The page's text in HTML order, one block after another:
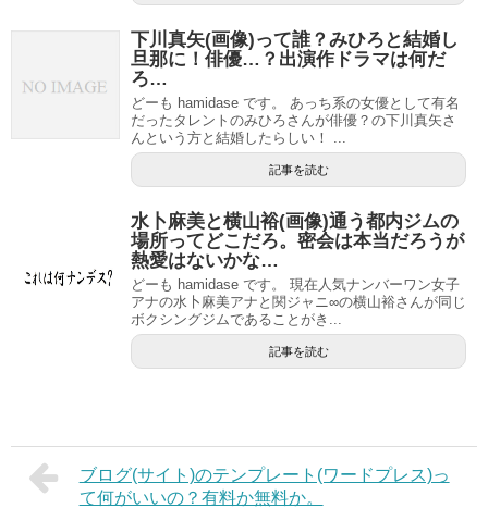
下川真矢(画像)って誰？みひろと結婚し
旦那に！俳優…？出演作ドラマは何だ
ろ…
どーも hamidase です。 あっち系の女優として有名
だったタレントのみひろさんが俳優？の下川真矢さ
んという方と結婚したらしい！ ...
記事を読む
水卜麻美と横山裕(画像)通う都内ジムの
場所ってどこだろ。密会は本当だろうが
熱愛はないかな…
どーも hamidase です。 現在人気ナンバーワン女子
アナの水卜麻美アナと関ジャニ∞の横山裕さんが同じ
ボクシングジムであることがき...
記事を読む
ブログ(サイト)のテンプレート(ワードプレス)っ
て何がいいの？有料か無料か。